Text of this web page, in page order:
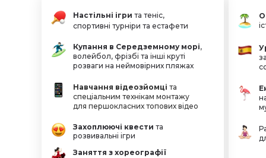
Захоплюючі квести та
розвивальні ігри
Купання в Середземному морі,
волейбол, фрізбі та інші круті
розваги на неймовірних пляжах
Навчання відеозйомці та
спеціальним технікам монтажу
для першокласних топових відео
Заняття з хореографії
Настільні ігри та теніс,
спортивні турніри та естафети